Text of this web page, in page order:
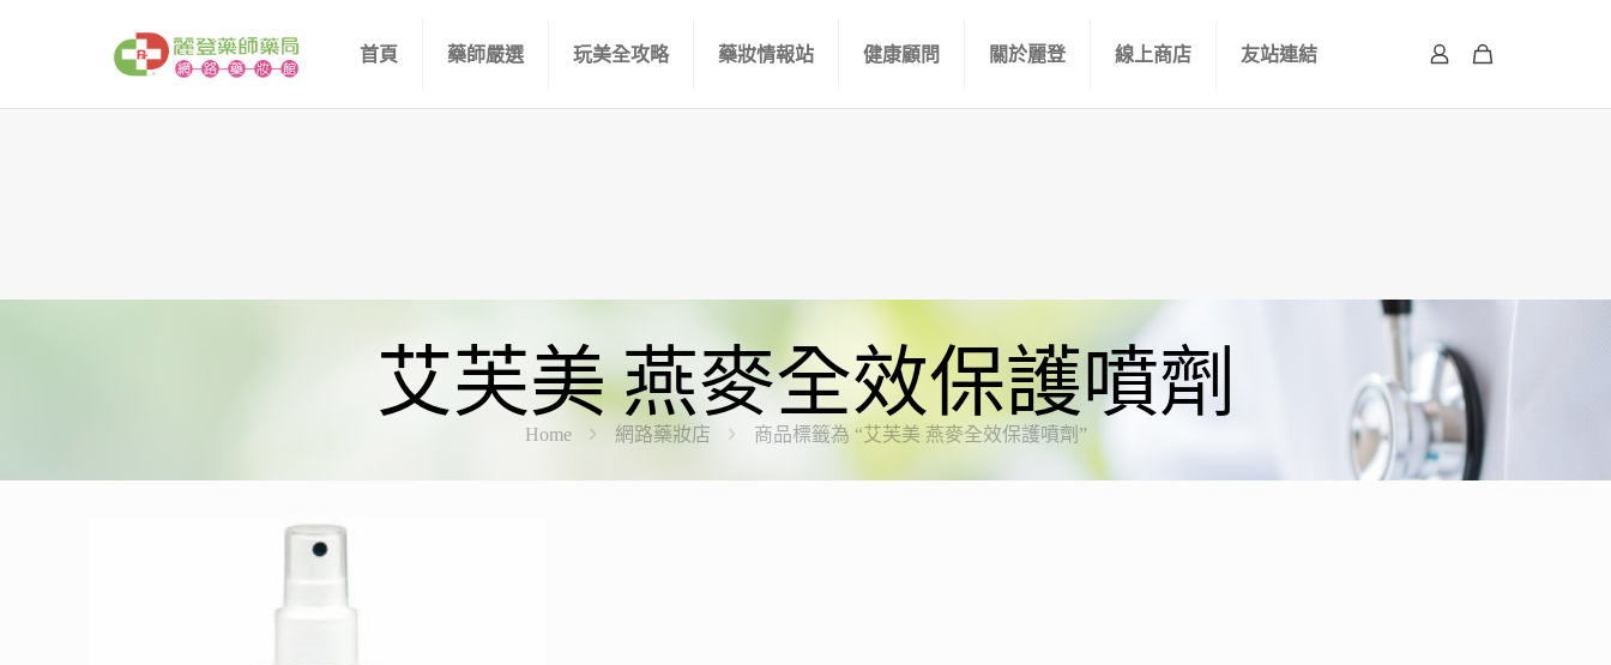
首頁 藥師嚴選 玩美全攻略 藥妝情報站 健康顧問 關於麗登 線上商店 友站連結
艾芙美 燕麥全效保護噴劑
Home 網路藥妝店 商品標籤為 “艾芙美 燕麥全效保護噴劑”